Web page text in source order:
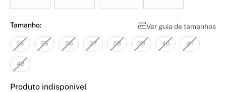
Ver guia de tamanhos
Tamanho:
34 35 36 37 38 39 40 41
42
Produto indisponível